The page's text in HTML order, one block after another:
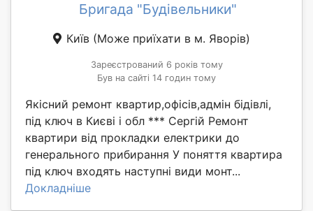
Бригада "Будівельники"
Київ (Може приїхати в м. Яворів)
Зареєстрований 6 років тому
Був на сайті 14 годин тому
Якісний ремонт квартир,офісів,адмін бідівлі,
під ключ в Києві і обл *** Сергій Ремонт
квартири від прокладки електрики до
генерального прибирання У поняття квартира
під ключ входять наступні види монт...
Докладніше